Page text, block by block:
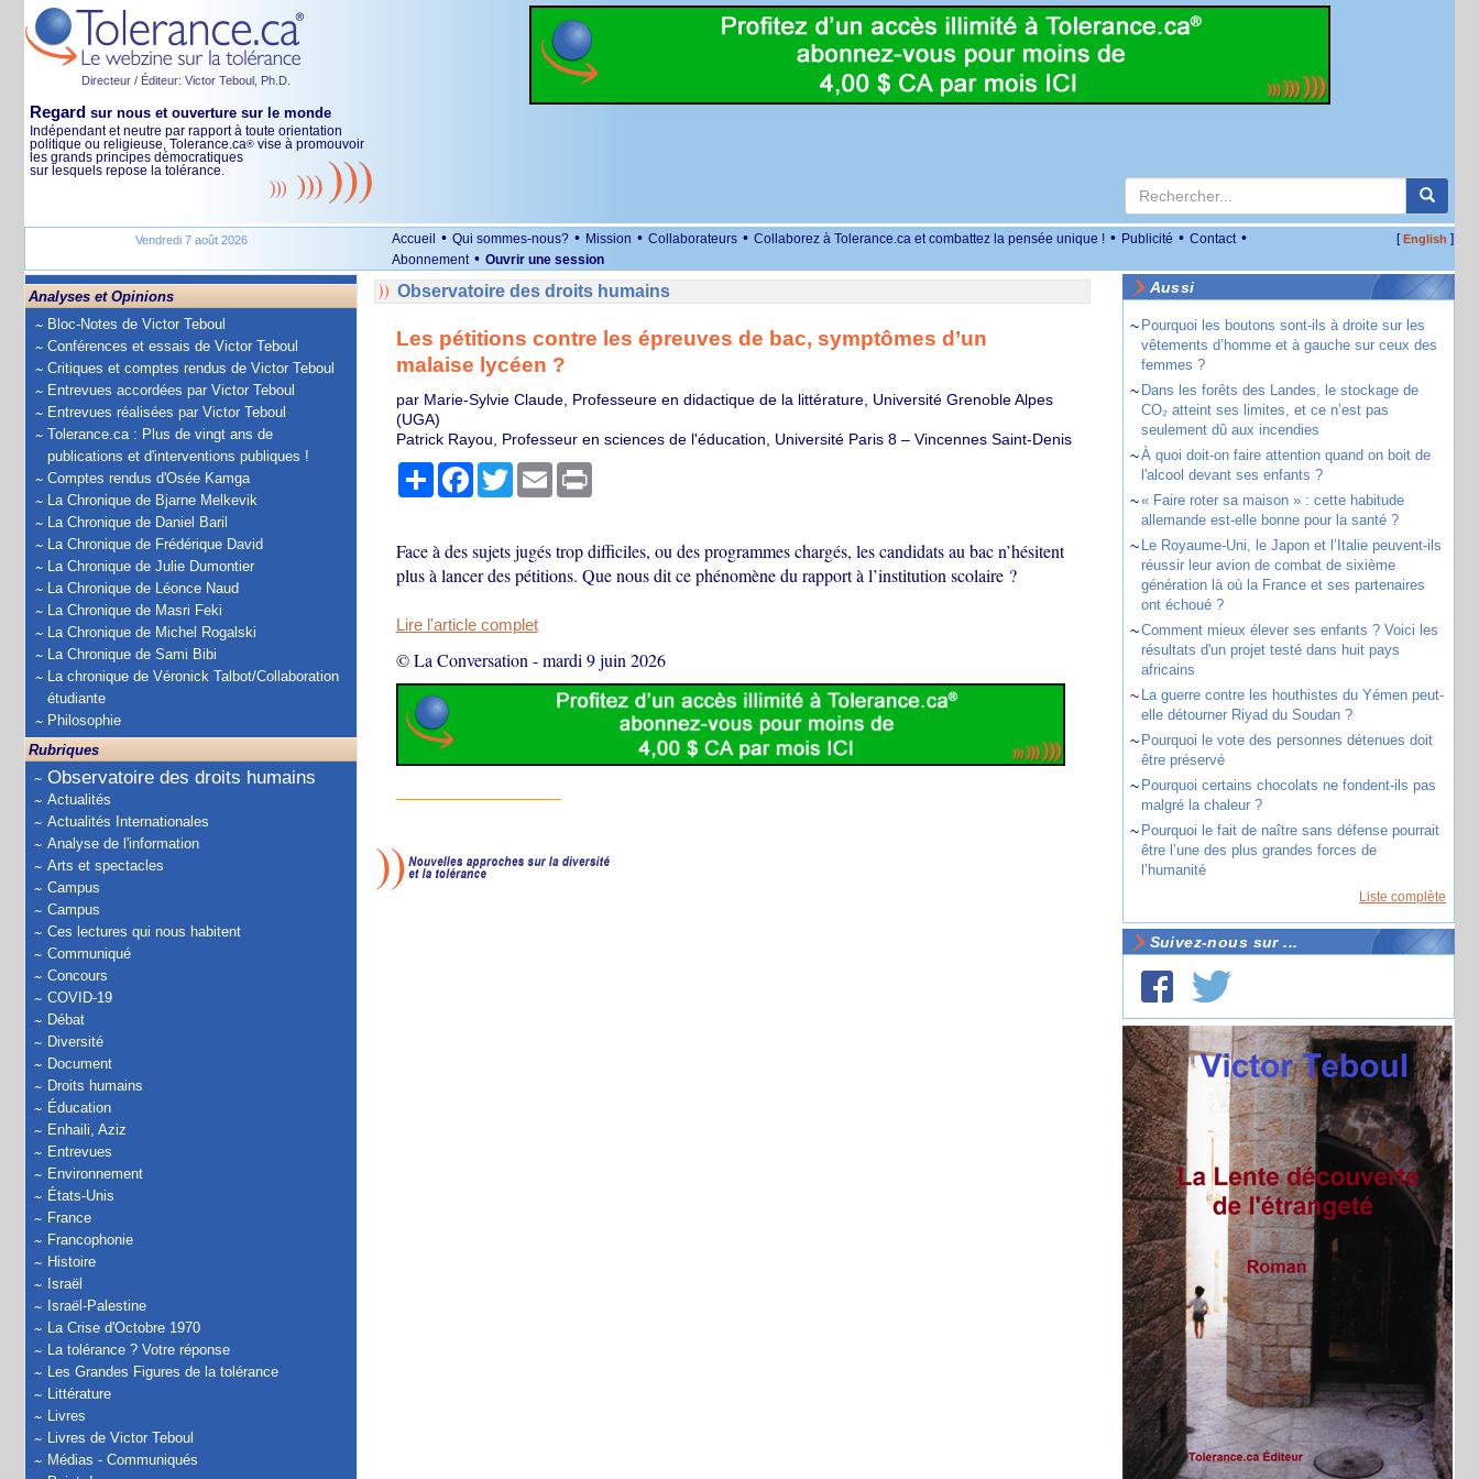
Directeur / Éditeur: Victor Teboul, Ph.D.
Regard sur nous et ouverture sur le monde
Indépendant et neutre par rapport à toute orientation
politique ou religieuse, Tolerance.ca® vise à promouvoir
les grands principes démocratiques
sur lesquels repose la tolérance.
Vendredi 7 août 2026 Accueil • Qui sommes-nous? • Mission • Collaborateurs • Collaborez à Tolerance.ca et combattez la pensée unique ! • Publicité • Contact •
Abonnement • Ouvrir une session
[English ]
Analyses et Opinions
Bloc-Notes de Victor Teboul
Conférences et essais de Victor Teboul
Critiques et comptes rendus de Victor Teboul
Entrevues accordées par Victor Teboul
Entrevues réalisées par Victor Teboul
Tolerance.ca : Plus de vingt ans de
publications et d'interventions publiques !
Comptes rendus d'Osée Kamga
La Chronique de Bjarne Melkevik
La Chronique de Daniel Baril
La Chronique de Frédérique David
La Chronique de Julie Dumontier
La Chronique de Léonce Naud
La Chronique de Masri Feki
La Chronique de Michel Rogalski
La Chronique de Sami Bibi
La chronique de Véronick Talbot/Collaboration
étudiante
Philosophie
Rubriques
Observatoire des droits humains
Actualités
Actualités Internationales
Analyse de l'information
Arts et spectacles
Campus
Campus
Ces lectures qui nous habitent
Communiqué
Concours
COVID-19
Débat
Diversité
Document
Droits humains
Éducation
Enhaili, Aziz
Entrevues
Environnement
États-Unis
France
Francophonie
Histoire
Israël
Israël-Palestine
La Crise d'Octobre 1970
La tolérance ? Votre réponse
Les Grandes Figures de la tolérance
Littérature
Livres
Livres de Victor Teboul
Médias - Communiqués
Observatoire des droits humains
Les pétitions contre les épreuves de bac, symptômes d’un
malaise lycéen ?
par Marie-Sylvie Claude, Professeure en didactique de la littérature, Université Grenoble Alpes
(UGA)
Patrick Rayou, Professeur en sciences de l'éducation, Université Paris 8 – Vincennes Saint-Denis
PartagerFacebook
TwitterEmail Print
Face à des sujets jugés trop difficiles, ou des programmes chargés, les candidats au bac n’hésitent
plus à lancer des pétitions. Que nous dit ce phénomène du rapport à l’institution scolaire ?
Lire l'article complet
© La Conversation -mardi 9 juin 2026
Aussi
~ Pourquoi les boutons sont-ils à droite sur les
vêtements d’homme et à gauche sur ceux des
femmes ?
~ Dans les forêts des Landes, le stockage de
CO₂ atteint ses limites, et ce n’est pas
seulement dû aux incendies
~À quoi doit-on faire attention quand on boit de
l'alcool devant ses enfants ?
~« Faire roter sa maison » : cette habitude
allemande est-elle bonne pour la santé ?
~ Le Royaume-Uni, le Japon et l’Italie peuvent-ils
réussir leur avion de combat de sixième
génération là où la France et ses partenaires
ont échoué ?
~Comment mieux élever ses enfants ? Voici les
résultats d'un projet testé dans huit pays
africains
~ La guerre contre les houthistes du Yémen peut-
elle détourner Riyad du Soudan ?
~ Pourquoi le vote des personnes détenues doit
être préservé
~ Pourquoi certains chocolats ne fondent-ils pas
malgré la chaleur ?
~ Pourquoi le fait de naître sans défense pourrait
être l’une des plus grandes forces de
l’humanité
Liste complète
Suivez-nous sur ...